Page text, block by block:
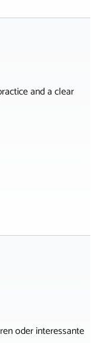
and a clear
oder interessante